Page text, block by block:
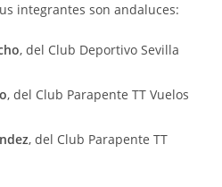
integrantes son andaluces:
, del Club Deportivo Sevilla
, del Club Parapente TT Vuelos
, del Club Parapente TT